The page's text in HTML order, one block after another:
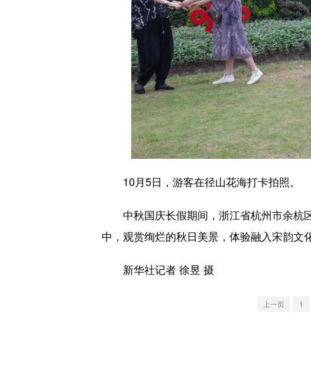
10月5日，游客在径山花海打卡拍照。
中秋国庆长假期间，浙江省杭州市余杭
中，观赏绚烂的秋日美景，体验融入宋韵文
新华社记者 徐昱 摄
上一页 1